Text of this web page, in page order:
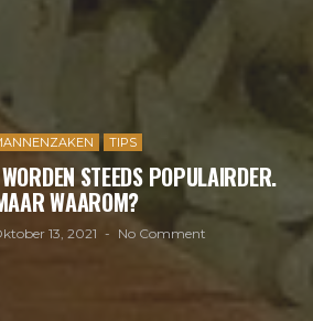
TIPS
STEEDS POPULAIRDER.
WAAROM?
13, 2021 No Comment